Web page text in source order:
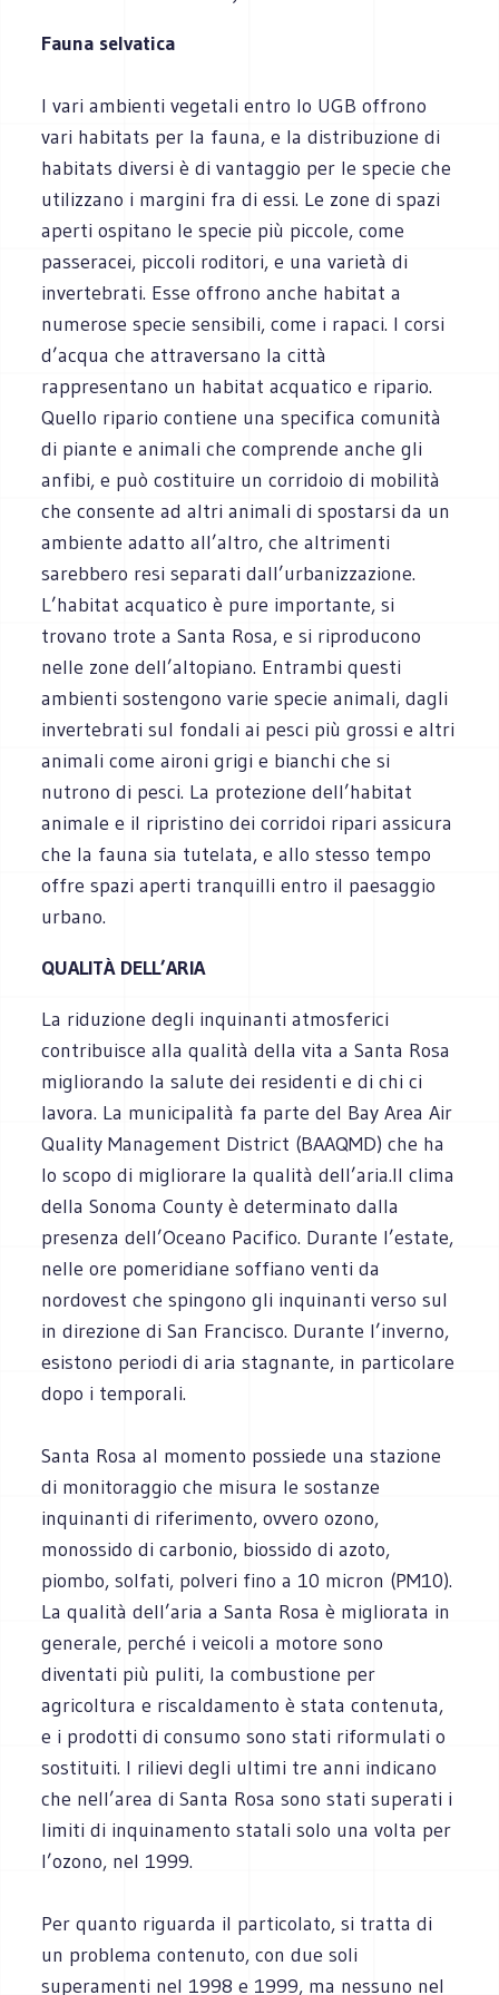
Fauna selvatica
I vari ambienti vegetali entro lo UGB offrono
vari habitats per la fauna, e la distribuzione di
habitats diversi è di vantaggio per le specie che
utilizzano i margini fra di essi. Le zone di spazi
aperti ospitano le specie più piccole, come
passeracei, piccoli roditori, e una varietà di
invertebrati. Esse offrono anche habitat a
numerose specie sensibili, come i rapaci. I corsi
d’acqua che attraversano la città
rappresentano un habitat acquatico e ripario.
Quello ripario contiene una specifica comunità
di piante e animali che comprende anche gli
anfibi, e può costituire un corridoio di mobilità
che consente ad altri animali di spostarsi da un
ambiente adatto all’altro, che altrimenti
sarebbero resi separati dall’urbanizzazione.
L’habitat acquatico è pure importante, si
trovano trote a Santa Rosa, e si riproducono
nelle zone dell’altopiano. Entrambi questi
ambienti sostengono varie specie animali, dagli
invertebrati sul fondali ai pesci più grossi e altri
animali come aironi grigi e bianchi che si
nutrono di pesci. La protezione dell’habitat
animale e il ripristino dei corridoi ripari assicura
che la fauna sia tutelata, e allo stesso tempo
offre spazi aperti tranquilli entro il paesaggio
urbano.
QUALITÀ DELL’ARIA
La riduzione degli inquinanti atmosferici
contribuisce alla qualità della vita a Santa Rosa
migliorando la salute dei residenti e di chi ci
lavora. La municipalità fa parte del Bay Area Air
Quality Management District (BAAQMD) che ha
lo scopo di migliorare la qualità dell’aria.Il clima
della Sonoma County è determinato dalla
presenza dell’Oceano Pacifico. Durante l’estate,
nelle ore pomeridiane soffiano venti da
nordovest che spingono gli inquinanti verso sul
in direzione di San Francisco. Durante l’inverno,
esistono periodi di aria stagnante, in particolare
dopo i temporali.
Santa Rosa al momento possiede una stazione
di monitoraggio che misura le sostanze
inquinanti di riferimento, ovvero ozono,
monossido di carbonio, biossido di azoto,
piombo, solfati, polveri fino a 10 micron (PM10).
La qualità dell’aria a Santa Rosa è migliorata in
generale, perché i veicoli a motore sono
diventati più puliti, la combustione per
agricoltura e riscaldamento è stata contenuta,
e i prodotti di consumo sono stati riformulati o
sostituiti. I rilievi degli ultimi tre anni indicano
che nell’area di Santa Rosa sono stati superati i
limiti di inquinamento statali solo una volta per
l’ozono, nel 1999.
Per quanto riguarda il particolato, si tratta di
un problema contenuto, con due soli
superamenti nel 1998 e 1999, ma nessuno nel